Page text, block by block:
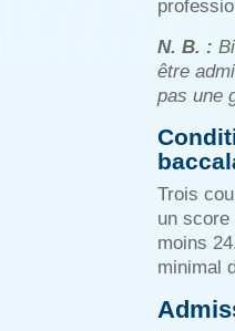
N. B. :
être
pas une
Trois
un score
moins
minimal